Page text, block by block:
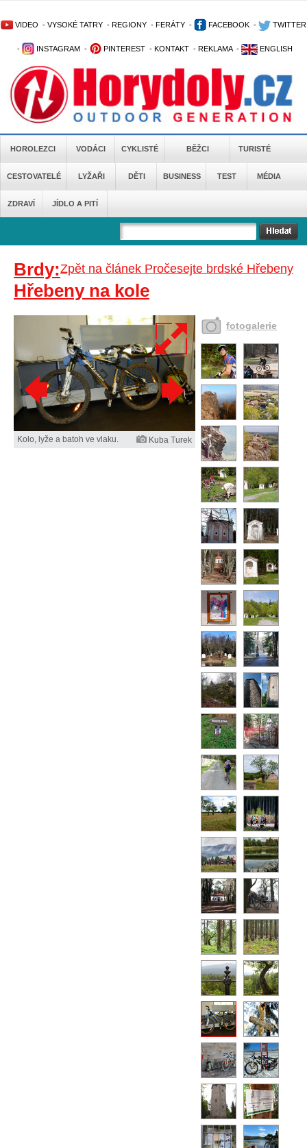
VIDEO - VYSOKÉ TATRY - REGIONY - FERÁTY - FACEBOOK - TWITTER
- INSTAGRAM - PINTEREST - KONTAKT - REKLAMA - ENGLISH
HOROLEZCI VODÁCI CYKLISTÉ BĚŽCI TURISTÉ
CESTOVATELÉ LYŽAŘI DĚTI BUSINESS TEST MÉDIA
ZDRAVÍ JÍDLO A PITÍ
Zpět na článek Pročesejte brdské Hřebeny
Brdy:
Hřebeny na kole
Kolo, lyže a batoh ve vlaku. Kuba Turek
fotogalerie